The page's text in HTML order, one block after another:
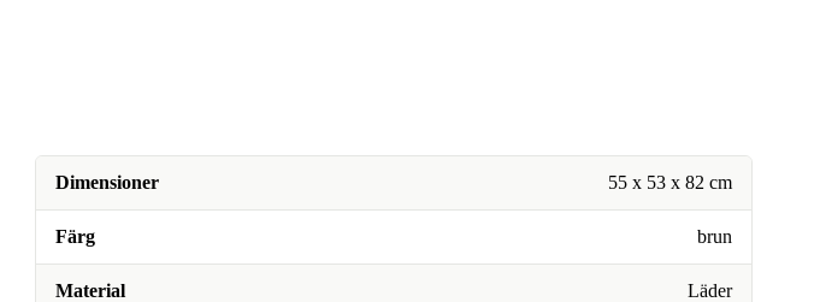
Dimensioner 55 x 53 x 82 cm
Färg brun
Material Läder